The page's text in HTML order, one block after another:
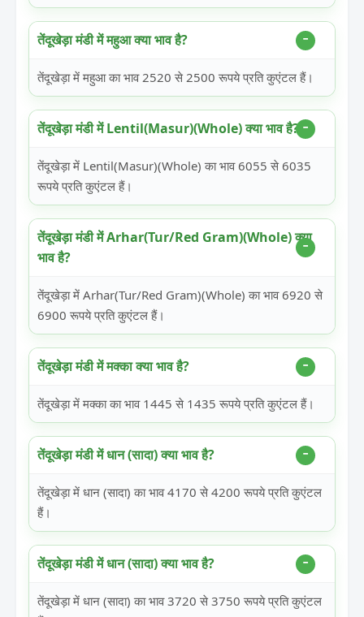
तेंदूखेड़ा मंडी में महुआ क्या भाव है?
तेंदूखेड़ा में महुआ का भाव 2520 से 2500 रूपये प्रति कुएंटल हैं।
तेंदूखेड़ा मंडी में Lentil(Masur)(Whole) क्या भाव है?
तेंदूखेड़ा में Lentil(Masur)(Whole) का भाव 6055 से 6035
रूपये प्रति कुएंटल हैं।
तेंदूखेड़ा मंडी में Arhar(Tur/Red Gram)(Whole) क्या
भाव है?
तेंदूखेड़ा में Arhar(Tur/Red Gram)(Whole) का भाव 6920 से
6900 रूपये प्रति कुएंटल हैं।
तेंदूखेड़ा मंडी में मक्का क्या भाव है?
तेंदूखेड़ा में मक्का का भाव 1445 से 1435 रूपये प्रति कुएंटल हैं।
तेंदूखेड़ा मंडी में धान (सादा) क्या भाव है?
तेंदूखेड़ा में धान (सादा) का भाव 4170 से 4200 रूपये प्रति कुएंटल
हैं।
तेंदूखेड़ा मंडी में धान (सादा) क्या भाव है?
तेंदूखेड़ा में धान (सादा) का भाव 3720 से 3750 रूपये प्रति कुएंटल